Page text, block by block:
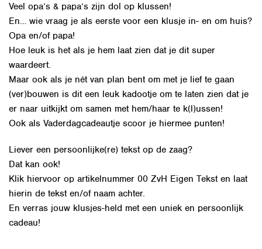
Veel opa’s & papa’s zijn dol op klussen!
En… wie vraag je als eerste voor een klusje in- en om huis?
Opa en/of papa!
Hoe leuk is het als je hem laat zien dat je dit super
waardeert.
Maar ook als je nét van plan bent om met je lief te gaan
(ver)bouwen is dit een leuk kadootje om te laten zien dat je
er naar uitkijkt om samen met hem/haar te k(l)ussen!
Ook als Vaderdagcadeautje scoor je hiermee punten!
Liever een persoonlijke(re) tekst op de zaag?
Dat kan ook!
Klik hiervoor op artikelnummer 00 ZvH Eigen Teksten laat
hierin de tekst en/of naam achter.
En verras jouw klusjes-held met een uniek en persoonlijk
cadeau!